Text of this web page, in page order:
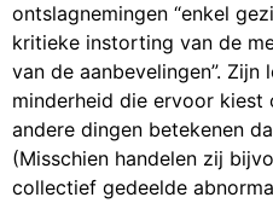
ontslagnemingen “enkel
kritieke instorting van de
van de aanbevelingen”.
minderheid die ervoor kiest
andere dingen betekenen
(Misschien handelen zij
collectief gedeelde